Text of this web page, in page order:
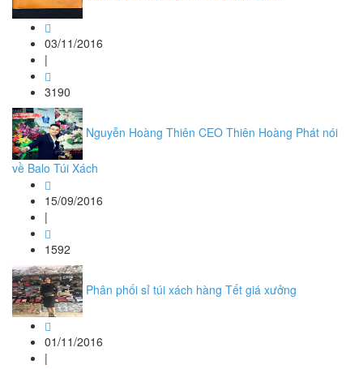
03/11/2016
|
3190
Nguyễn Hoàng Thiên CEO Thiên Hoàng Phát nói
về Balo Túi Xách
15/09/2016
|
1592
Phân phối sỉ túi xách hàng Tết giá xưởng
01/11/2016
|